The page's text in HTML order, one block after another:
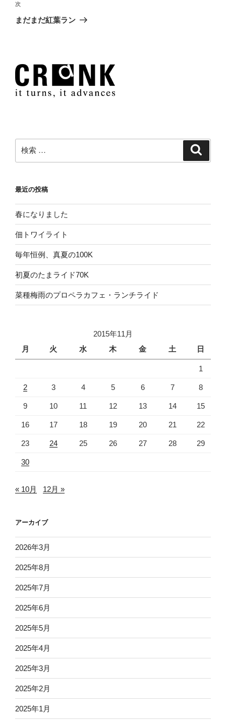
ビ
ゲ
ン
投
稿
次
の
次
まだまだ紅葉ラン
索:
最近の投稿
春になりました
佃トワイライト
毎年恒例、真夏の100K
初夏のたまライド70K
菜種梅雨のプロペラカフェ・ランチライド
2015年11月
月
火 水 木 金 土 日
1
2 3 4 5 6 7 8
9 10 11 12 13 14 15
16 17 18 19 20 21 22
23 24 25 26 27 28 29
30
« 10月 12月 »
アーカイブ
2026年3月
2025年8月
2025年7月
2025年6月
2025年5月
2025年4月
2025年3月
2025年2月
2025年1月